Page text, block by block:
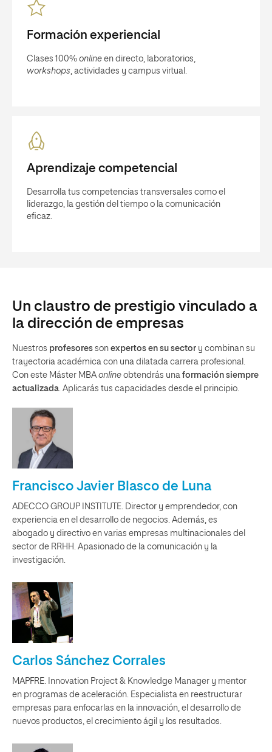
Formación experiencial
Clases 100% online en directo, laboratorios,
workshops, actividades y campus virtual.
Aprendizaje competencial
Desarrolla tus competencias transversales como el
liderazgo, la gestión del tiempo o la comunicación
eficaz.
Un claustro de prestigio vinculado a
la dirección de empresas
Nuestros profesores son expertos en su sector y combinan su
trayectoria académica con una dilatada carrera profesional.
Con este Máster MBAonline obtendrás una formación siempre
actualizada. Aplicarás tus capacidades desde el principio.
Francisco Javier Blasco de Luna
ADECCO GROUP INSTITUTE. Director y emprendedor, con
experiencia en el desarrollo de negocios. Además, es
abogado y directivo en varias empresas multinacionales del
sector de RRHH. Apasionado de la comunicación y la
investigación.
Carlos Sánchez Corrales
MAPFRE. Innovation Project & Knowledge Manager y mentor
en programas de aceleración. Especialista en reestructurar
empresas para enfocarlas en la innovación, el desarrollo de
nuevos productos, el crecimiento ágil y los resultados.